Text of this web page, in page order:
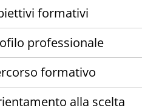
formativi
professionale
formativo
alla scelta